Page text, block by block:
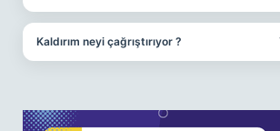
Kaldırım neyi çağrıştırıyor ?